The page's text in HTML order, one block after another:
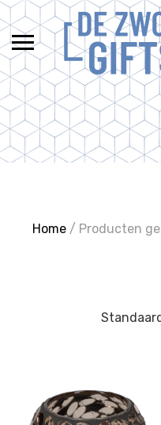
Ga
naar
de
inhoud
Home/ Producten